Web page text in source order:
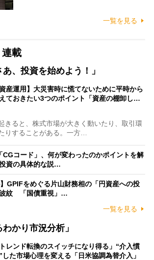
一覧を見る
載
、投資を始めよう！」
資産運用】大災害時に慌てないために平時から
ておきたい3つのポイント「資産の棚卸し…
きると、株式市場が大きく動いたり、取引環
りすることがある。一方…
CGコード」、何が変わったのかポイントを解
資の具体的な説…
】GPIFをめぐる片山財務相の「円資産への投
波紋 「国債重視」…
一覧を見る
かり市況分析」
トレンド転換のスイッチになり得る」“介入慣
した市場心理を変える「日米協調為替介入」